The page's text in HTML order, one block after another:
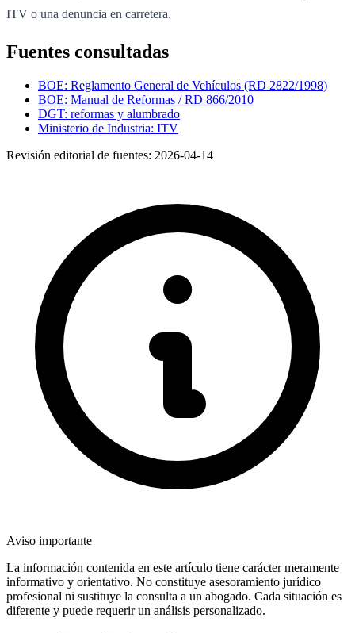
ITV o una denuncia en carretera.
Fuentes consultadas
BOE: Reglamento General de Vehículos (RD 2822/1998)
BOE: Manual de Reformas / RD 866/2010
DGT: reformas y alumbrado
Ministerio de Industria: ITV
Revisión editorial de fuentes: 2026-04-14
Aviso importante
La información contenida en este artículo tiene carácter meramente
informativo y orientativo. No constituye asesoramiento jurídico
profesional ni sustituye la consulta a un abogado. Cada situación es
diferente y puede requerir un análisis personalizado.